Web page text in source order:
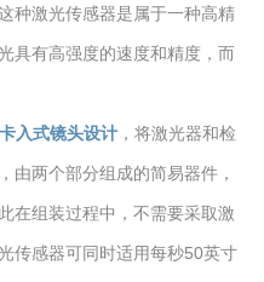
种激光传感器是属于一种高精
具有高强度的速度和精度，而
卡入式镜头设计，将激光器和检
由两个部分组成的简易器件，
在组装过程中，不需要采取激
传感器可同时适用每秒50英寸